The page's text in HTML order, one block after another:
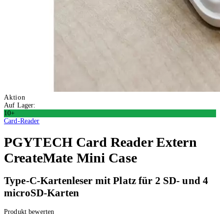
Aktion
Auf Lager:
10+
Card-Reader
PGYTECHCard Reader Extern
CreateMate Mini Case
Type-C-Kartenleser mit Platz für 2 SD- und 4
microSD-Karten
Produkt bewerten